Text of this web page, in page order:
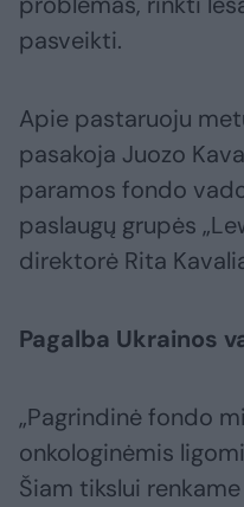
pasveikti.
Apie pastaruoju
pasakoja Juozo
paramos fondo
paslaugų grupės
direktorė Rita
Pagalba Ukrainos
„Pagrindinė fondo
onkologinėmis
Šiam tikslui